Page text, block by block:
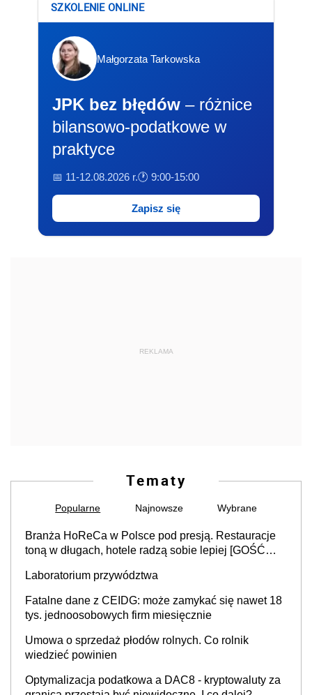
SZKOLENIE ONLINE
Małgorzata Tarkowska
JPK bez błędów – różnice
bilansowo-podatkowe w
praktyce
📅 11-12.08.2026 r.🕐 9:00-15:00
Zapisz się
REKLAMA
Tematy
Popularne Najnowsze Wybrane
Branża HoReCa w Polsce pod presją. Restauracje
toną w długach, hotele radzą sobie lepiej [GOŚĆ
Laboratorium przywództwa
Fatalne dane z CEIDG: może zamykać się nawet 18
tys. jednoosobowych firm miesięcznie
Umowa o sprzedaż płodów rolnych. Co rolnik
wiedzieć powinien
Optymalizacja podatkowa a DAC8 - kryptowaluty za